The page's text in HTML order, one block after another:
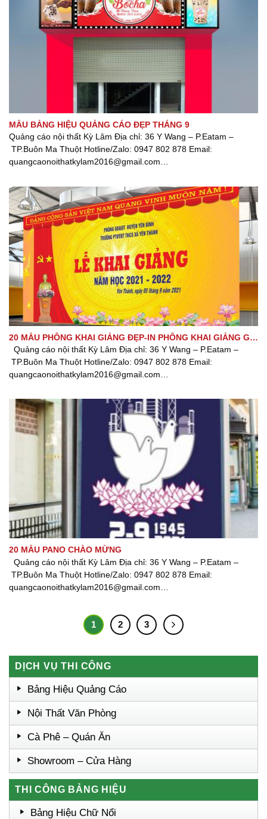
MẪU BẢNG HIỆU QUẢNG CÁO ĐẸP THÁNG 9
Quảng cáo nội thất Kỳ Lâm Địa chỉ: 36 Y Wang – P.Eatam –
TP.Buôn Ma Thuột Hotline/Zalo: 0947 802 878 Email:
quangcaonoithatkylam2016@gmail.com
nội thất Kỳ Lâm [...]
20 MẪU PHÔNG KHAI GIẢNG ĐẸP-IN PHÔNG KHAI GIẢNG GIÁ
RẺ TẠI BMT
Quảng cáo nội thất Kỳ Lâm Địa chỉ: 36 Y Wang – P.Eatam –
TP.Buôn Ma Thuột Hotline/Zalo: 0947 802 878 Email:
quangcaonoithatkylam2016@gmail.com
nội thất Kỳ Lâm [...]
20 MẪU PANO CHÀO MỪNG
Quảng cáo nội thất Kỳ Lâm Địa chỉ: 36 Y Wang – P.Eatam –
TP.Buôn Ma Thuột Hotline/Zalo: 0947 802 878 Email:
quangcaonoithatkylam2016@gmail.com
1 2 3
DỊCH VỤ THI CÔNG
Bảng Hiệu Quảng Cáo
Nội Thất Văn Phòng
Cà Phê – Quán Ăn
Showroom – Cửa Hàng
THI CÔNG BẢNG HIỆU
Bảng Hiệu Chữ Nổi